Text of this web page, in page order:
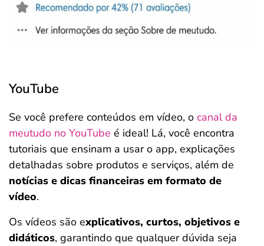
YouTube
Se você prefere conteúdos em vídeo, o canal da
meutudo no YouTube é ideal! Lá, você encontra
tutoriais que ensinam a usar o app, explicações
detalhadas sobre produtos e serviços, além de
notícias e dicas financeiras em formato de
vídeo.
Os vídeos são explicativos, curtos, objetivos e
didáticos, garantindo que qualquer dúvida seja